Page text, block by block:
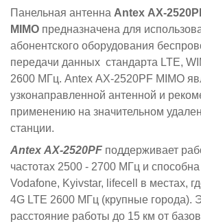
Панельная антенна Antex АX-
MIMO предназначена для
абонентского оборудования
передачи данных стандарта LTE,
2600 МГц. Antex АX-2520PF MIMO
узконаправленной антенной и
применению на значительном
станции.
Antex АX-2520PF поддерживает
частотах 2500 - 2700 МГц и способна
Vodafone, Kyivstar, lifecell в местах,
4G LTE 2600 МГц (крупные города).
расстояние работы до 15 км от